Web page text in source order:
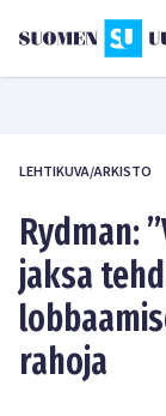
LEHTIKUVA/ARKISTO
Rydman:
jaksa
rahoja